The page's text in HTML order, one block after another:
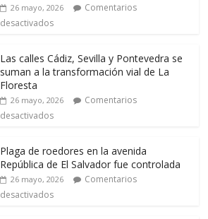
26 mayo, 2026
Comentarios
desactivados
Las calles Cádiz, Sevilla y Pontevedra se
suman a la transformación vial de La
Floresta
26 mayo, 2026
Comentarios
desactivados
Plaga de roedores en la avenida
República de El Salvador fue controlada
26 mayo, 2026
Comentarios
desactivados